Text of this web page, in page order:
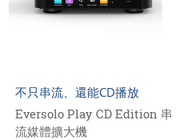
不只串流、還能CD播放
Eversolo Play CD Edition 串
流媒體擴大機